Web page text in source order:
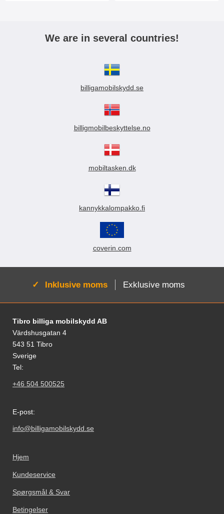
We are in several countries!
billigamobilskydd.se
billigmobilbeskyttelse.no
mobiltasken.dk
kannykkalompakko.fi
coverin.com
Aktiv:
Inklusive moms Exklusive moms
Fodnoter Blandede oplysninger og links
Tibro billiga mobilskydd AB
Värdshusgatan 4
543 51 Tibro
Sverige
Tel:
+46 504 500525
E-post:
info@billigamobilskydd.se
Hjem
Kundeservice
Spørgsmål & Svar
Betingelser